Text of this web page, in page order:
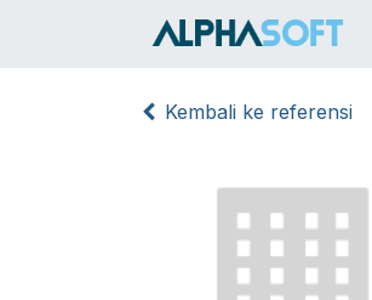
Kembali ke referensi